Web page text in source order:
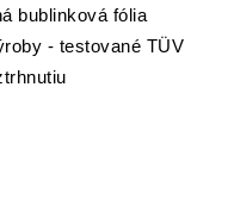
bublinková fólia
- testované TÜV